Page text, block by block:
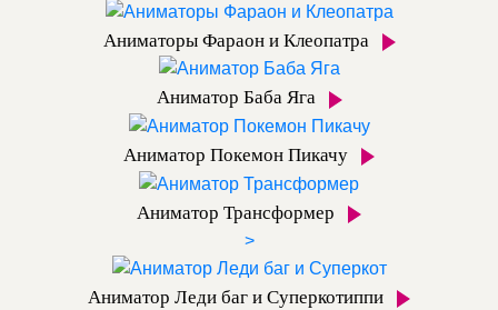
Аниматоры Фараон и Клеопатра
Аниматор Баба Яга
Аниматор Покемон Пикачу
Аниматор Трансформер
>
Аниматор Леди баг и Суперкотиппи